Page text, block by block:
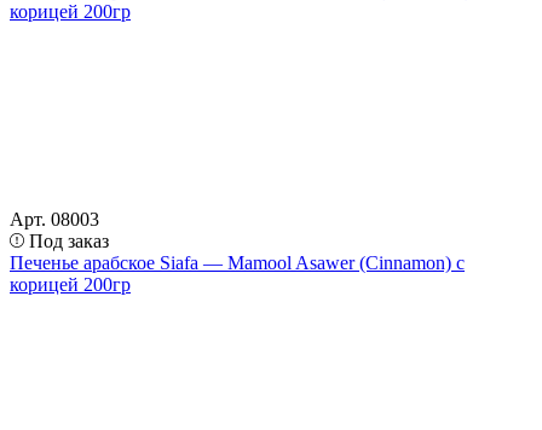
Арт. 08003
Под заказ
Печенье арабское Siafa — Mamool Asawer (Cinnamon) с
корицей 200гр